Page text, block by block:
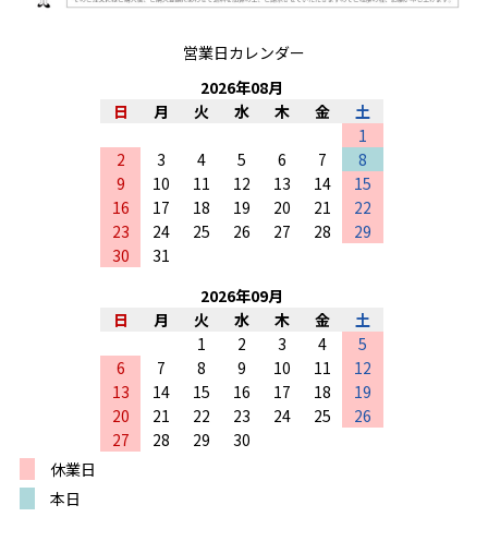
営業日カレンダー
2026年08月
日
月 火 水 木 金
土
1
2
3 4 5 6 7
8
9
10 11 12 13 14
15
16
17 18 19 20 21
22
23
24 25 26 27 28
29
30
31
2026年09月
日
月 火 水 木 金
土
1
2 3 4
5
6
7 8 9 10 11
12
13
14 15 16 17 18
19
20
21 22 23 24 25
26
27
28 29
30
休業日
本日